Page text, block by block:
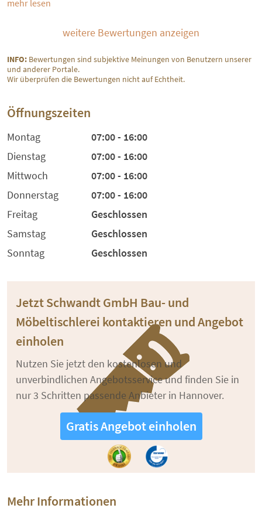
mehr lesen
weitere Bewertungen anzeigen
INFO: Bewertungen sind subjektive Meinungen von Benutzern unserer
und anderer Portale.
Wir überprüfen die Bewertungen nicht auf Echtheit.
Öffnungszeiten
Montag
07:00 - 16:00
Dienstag
07:00 - 16:00
Mittwoch
07:00 - 16:00
Donnerstag
07:00 - 16:00
Freitag
Geschlossen
Samstag
Geschlossen
Sonntag
Geschlossen
Jetzt Schwandt GmbH Bau- und
Möbeltischlerei kontaktieren und Angebot
einholen
Nutzen Sie jetzt den kostenlosen und
unverbindlichen Angebotsservice und finden Sie in
nur 3 Schritten passende Anbieter in Hannover.
Gratis Angebot einholen
Mehr Informationen